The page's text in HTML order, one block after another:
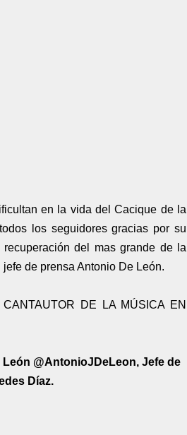
en la vida del Cacique de la
los seguidores gracias por su
del mas grande de la
de prensa Antonio De León.
DE LA MÚSICA EN
@AntonioJDeLeon, Jefe de
Díaz.